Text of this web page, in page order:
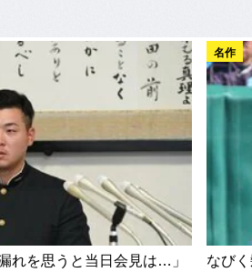
れを思うと当日会見は…」
名作
なび